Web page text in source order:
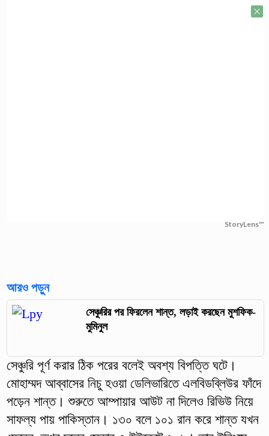
StoryLens™
আরও পড়ুন
সেঞ্চুরির পর ফিরলেন শান্ত, লড়াই করছেন মুশফিক-
মুমিনুল
সেঞ্চুরি পূর্ণ করার ঠিক পরের বলেই অবশ্য বিপত্তি ঘটে।
মোহাম্মদ আব্বাসের নিচু হওয়া ডেলিভারিতে এলবিডব্লিউর ফাঁদে
পড়েন শান্ত। শুরুতে আম্পায়ার আউট না দিলেও রিভিউ নিয়ে
সাফল্য পায় পাকিস্তান। ১৩০ বলে ১০১ রান করে শান্ত যখন